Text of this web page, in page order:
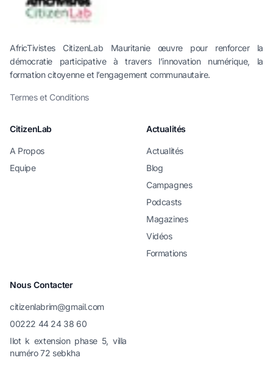
AfricTivistes CitizenLab Mauritanie œuvre pour renforcer la
démocratie participative à travers l’innovation numérique, la
formation citoyenne et l’engagement communautaire.
Termes et Conditions
CitizenLab
A Propos
Equipe
Actualités
Actualités
Blog
Campagnes
Podcasts
Magazines
Vidéos
Formations
Nous Contacter
citizenlabrim@gmail.com
00222 44 24 38 60
Ilot k extension phase 5, villa
numéro 72 sebkha